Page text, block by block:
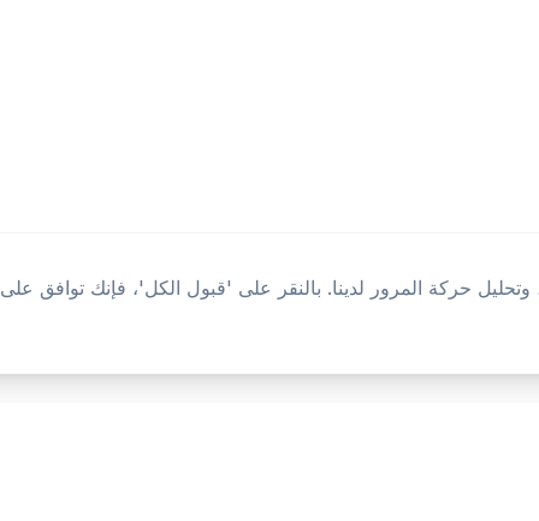
حركة المرور لدينا. بالنقر على 'قبول الكل'، فإنك توافق على